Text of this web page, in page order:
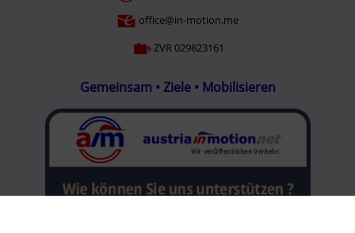
office@in-motion.me
ZVR 029823161
Gemeinsam • Ziele • Mobilisieren